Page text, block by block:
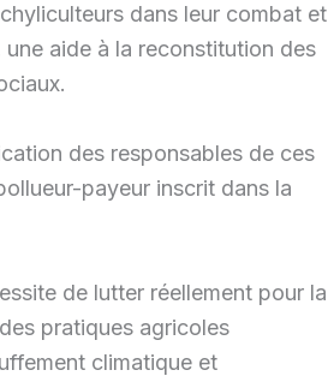
dans leur combat et
une aide à la reconstitution des
des responsables de ces
payeur inscrit dans la
de lutter réellement pour la
pratiques agricoles
climatique et